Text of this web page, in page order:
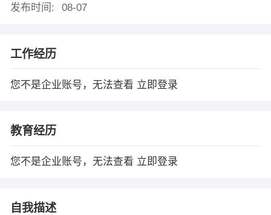
发布时间:
08-07
工作经历
您不是企业账号，无法查看 立即登录
教育经历
您不是企业账号，无法查看 立即登录
自我描述